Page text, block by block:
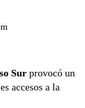
Sur provocó un
accesos a la